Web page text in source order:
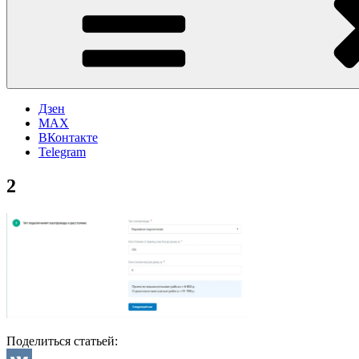
Дзен
MAX
ВКонтакте
Telegram
2
Поделиться статьей: